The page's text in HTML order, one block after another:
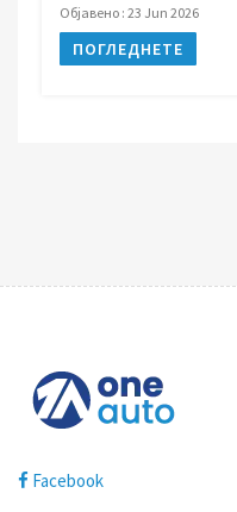
Објавено : 23 Jun 2026
ПОГЛЕДНЕТЕ
Facebook